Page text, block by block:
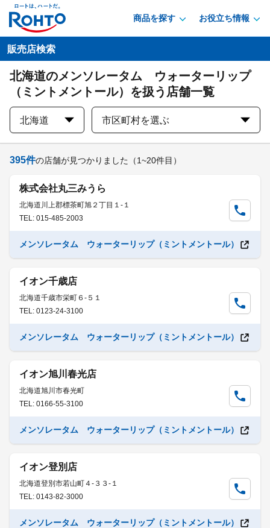
商品を探す お役立ち情報
販売店検索
北海道のメンソレータム ウォーターリップ
（ミントメントール）を扱う店舗一覧
北海道 市区町村を選ぶ
395件の店舗が見つかりました （1~20件目）
株式会社丸三みうら
北海道川上郡標茶町旭２丁目１-１
TEL: 015-485-2003
メンソレータム ウォーターリップ（ミントメントール）
イオン千歳店
北海道千歳市栄町６-５１
TEL: 0123-24-3100
メンソレータム ウォーターリップ（ミントメントール）
イオン旭川春光店
北海道旭川市春光町
TEL: 0166-55-3100
メンソレータム ウォーターリップ（ミントメントール）
イオン登別店
北海道登別市若山町４-３３-１
TEL: 0143-82-3000
メンソレータム ウォーターリップ（ミントメントール）